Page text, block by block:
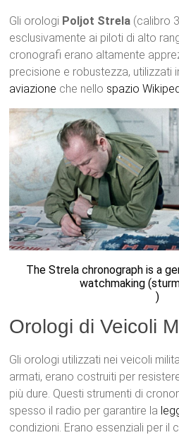
Gli orologi Poljot Strela (calibro
esclusivamente ai piloti di alto
cronografi erano altamente
precisione e robustezza, utilizzati
aviazione che nello spazio
The Strela chronograph is a
watchmaking
)
Orologi di Veicoli
Gli orologi utilizzati nei veicoli
armati, erano costruiti per
più dure. Questi strumenti di
spesso il radio per garantire la
condizioni. Erano essenziali per il